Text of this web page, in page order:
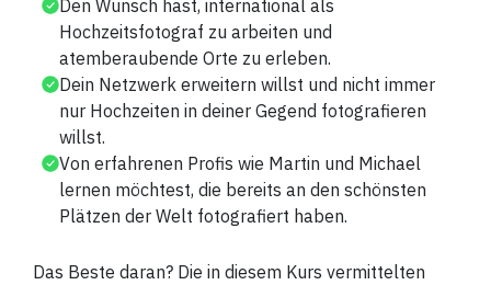
Den Wunsch hast, international als
Hochzeitsfotograf zu arbeiten und
atemberaubende Orte zu erleben.
Dein Netzwerk erweitern willst und nicht immer
nur Hochzeiten in deiner Gegend fotografieren
willst.
Von erfahrenen Profis wie Martin und Michael
lernen möchtest, die bereits an den schönsten
Plätzen der Welt fotografiert haben.
Das Beste daran? Die in diesem Kurs vermittelten